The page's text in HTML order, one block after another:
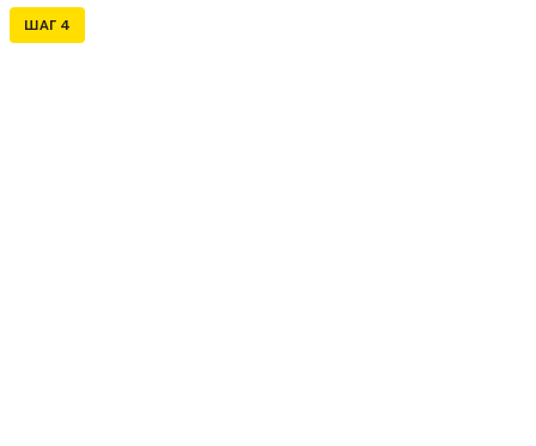
ШАГ 4